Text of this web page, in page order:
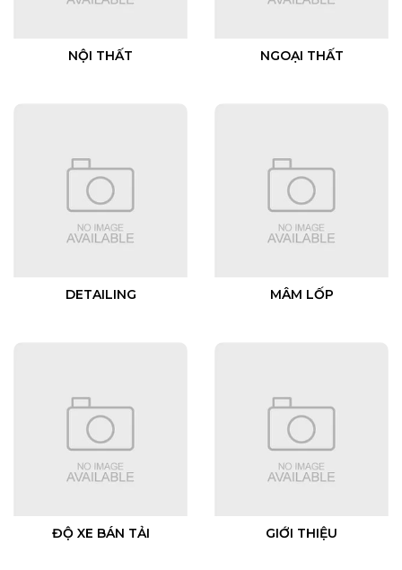
NỘI THẤT NGOẠI THẤT
DETAILING MÂM LỐP
ĐỘ XE BÁN TẢI GIỚI THIỆU